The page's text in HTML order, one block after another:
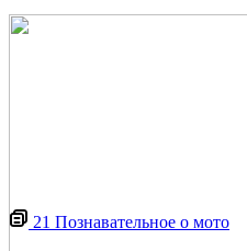
21 Познавательное о мото